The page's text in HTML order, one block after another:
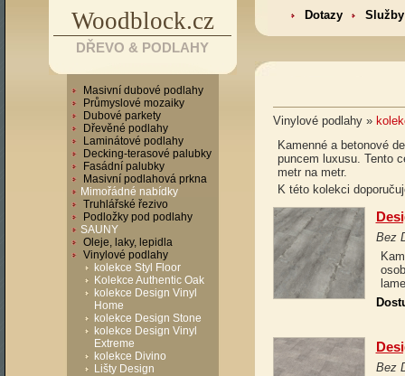
Woodblock.cz
DŘEVO & PODLAHY
Masivní dubové podlahy
Průmyslové mozaiky
Dubové parkety
Dřevěné podlahy
Laminátové podlahy
Decking-terasové palubky
Fasádní palubky
Masivní podlahová prkna
Mimořádné nabídky
Truhlářské řezivo
Podložky pod podlahy
SAUNY
Oleje, laky, lepidla
Vinylové podlahy
kolekce Styl Floor
Kolekce Authentic Oak
kolekce Design Vinyl
Home
kolekce Design Stone
kolekce Design Vinyl
Extreme
kolekce Divino
Lišty Design
Dotazy Služby
Vinylové podlahy »
Kamenné a betonové
puncem luxusu. Tento
metr na metr.
K této kolekci
Bez
Bez